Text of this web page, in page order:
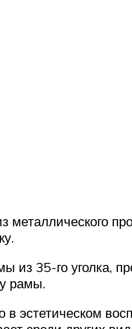
металлического
из 35-го уголка,
рамы.
эстетическом